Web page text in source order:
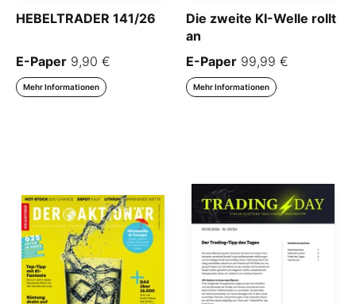
HEBELTRADER 141/26
E-Paper 9,90 €
Mehr Informationen
Die zweite KI-Welle rollt
an
E-Paper 99,99 €
Mehr Informationen